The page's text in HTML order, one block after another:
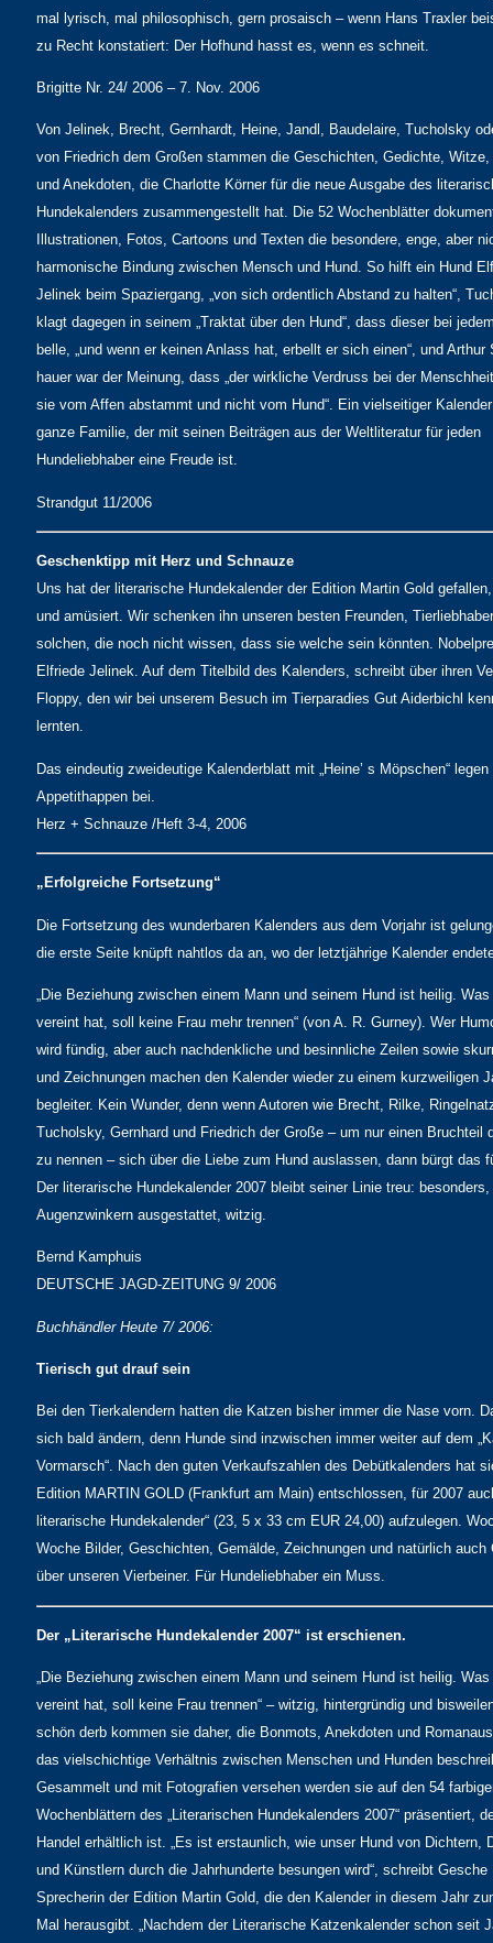
mal lyrisch, mal philosophisch, gern prosaisch – wenn Hans Traxler
zu Recht konstatiert: Der Hofhund hasst es, wenn es schneit.
Brigitte Nr. 24/ 2006 – 7. Nov. 2006
Von Jelinek, Brecht, Gernhardt, Heine, Jandl, Baudelaire, Tucholsky
von Friedrich dem Großen stammen die Geschichten, Gedichte,
und Anekdoten, die Charlotte Körner für die neue Ausgabe des
Hundekalenders zusammengestellt hat. Die 52 Wochenblätter
Illustrationen, Fotos, Cartoons und Texten die besondere, enge, aber
harmonische Bindung zwischen Mensch und Hund. So hilft ein Hund
Jelinek beim Spaziergang, „von sich ordentlich Abstand zu halten“,
klagt dagegen in seinem „Traktat über den Hund“, dass dieser bei
belle, „und wenn er keinen Anlass hat, erbellt er sich einen“, und Arthur
hauer war der Meinung, dass „der wirkliche Verdruss bei der
sie vom Affen abstammt und nicht vom Hund“. Ein vielseitiger
ganze Familie, der mit seinen Beiträgen aus der Weltliteratur für jeden
Hundeliebhaber eine Freude ist.
Strandgut 11/2006
Geschenktipp mit Herz und Schnauze
Uns hat der literarische Hundekalender der Edition Martin Gold
und amüsiert. Wir schenken ihn unseren besten Freunden,
solchen, die noch nicht wissen, dass sie welche sein könnten.
Elfriede Jelinek. Auf dem Titelbild des Kalenders, schreibt über ihren
Floppy, den wir bei unserem Besuch im Tierparadies Gut Aiderbichl
lernten.
Das eindeutig zweideutige Kalenderblatt mit „Heine’ s Möpschen“
Appetithappen bei.
Herz + Schnauze /Heft 3-4, 2006
„Erfolgreiche Fortsetzung“
Die Fortsetzung des wunderbaren Kalenders aus dem Vorjahr ist
die erste Seite knüpft nahtlos da an, wo der letztjährige Kalender
„Die Beziehung zwischen einem Mann und seinem Hund ist heilig.
vereint hat, soll keine Frau mehr trennen“ (von A. R. Gurney). Wer
wird fündig, aber auch nachdenkliche und besinnliche Zeilen sowie
und Zeichnungen machen den Kalender wieder zu einem kurzweiligen
begleiter. Kein Wunder, denn wenn Autoren wie Brecht, Rilke,
Tucholsky, Gernhard und Friedrich der Große – um nur einen Bruchteil
zu nennen – sich über die Liebe zum Hund auslassen, dann bürgt das
Der literarische Hundekalender 2007 bleibt seiner Linie treu:
Augenzwinkern ausgestattet, witzig.
Bernd Kamphuis
DEUTSCHE JAGD-ZEITUNG 9/ 2006
Buchhändler Heute 7/ 2006:
Tierisch gut drauf sein
Bei den Tierkalendern hatten die Katzen bisher immer die Nase vorn.
sich bald ändern, denn Hunde sind inzwischen immer weiter auf dem
Vormarsch“. Nach den guten Verkaufszahlen des Debütkalenders hat
Edition MARTIN GOLD (Frankfurt am Main) entschlossen, für 2007
literarische Hundekalender“ (23, 5 x 33 cm EUR 24,00) aufzulegen.
Woche Bilder, Geschichten, Gemälde, Zeichnungen und natürlich auch
über unseren Vierbeiner. Für Hundeliebhaber ein Muss.
Der „Literarische Hundekalender 2007“ ist erschienen.
„Die Beziehung zwischen einem Mann und seinem Hund ist heilig.
vereint hat, soll keine Frau trennen“ – witzig, hintergründig und
schön derb kommen sie daher, die Bonmots, Anekdoten und
das vielschichtige Verhältnis zwischen Menschen und Hunden
Gesammelt und mit Fotografien versehen werden sie auf den 54
Wochenblättern des „Literarischen Hundekalenders 2007“ präsentiert,
Handel erhältlich ist. „Es ist erstaunlich, wie unser Hund von Dichtern,
und Künstlern durch die Jahrhunderte besungen wird“, schreibt Gesche
Sprecherin der Edition Martin Gold, die den Kalender in diesem Jahr
Mal herausgibt. „Nachdem der Literarische Katzenkalender schon seit